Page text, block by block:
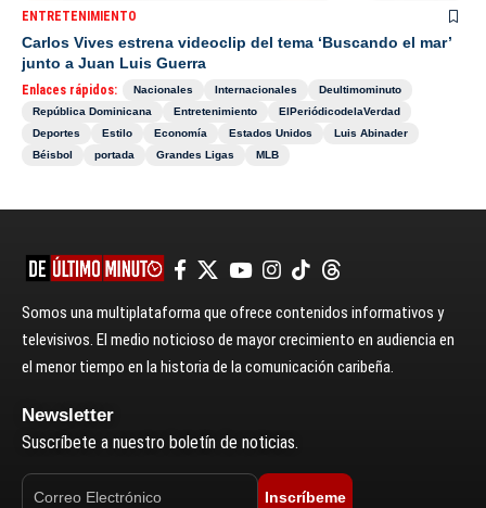
ENTRETENIMIENTO
Carlos Vives estrena videoclip del tema ‘Buscando el mar’
junto a Juan Luis Guerra
Enlaces rápidos: Nacionales Internacionales
Deultimominuto
República Dominicana
Entretenimiento
ElPeriódicodelaVerdad
Deportes
Estilo Economía Estados Unidos
Luis Abinader
Béisbol
portada Grandes Ligas MLB
Somos una multiplataforma que ofrece contenidos informativos y
televisivos. El medio noticioso de mayor crecimiento en audiencia en
el menor tiempo en la historia de la comunicación caribeña.
Newsletter
Suscríbete a nuestro boletín de noticias.
Inscríbeme